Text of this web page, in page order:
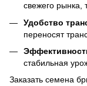
свежего рынка,
Удобство
переносят
стабильная
Заказать семена